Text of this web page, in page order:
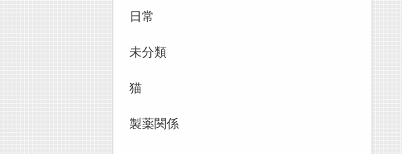
日常
未分類
猫
製薬関係